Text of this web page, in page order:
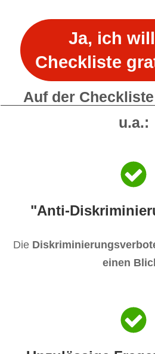
Ja, ich
Checkliste
Auf der
u.a.:
​"Anti-
Die
einen